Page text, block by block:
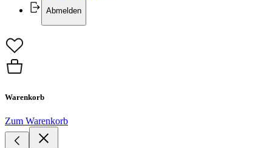
Abmelden
Warenkorb
Zum Warenkorb